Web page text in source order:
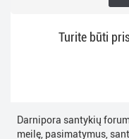
Turite būti
Darnipora santykių
meilę, pasimatymus,